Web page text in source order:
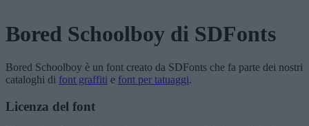
Bored Schoolboy di SDFonts
Bored Schoolboy è un font creato da SDFonts che fa parte dei nostri
cataloghi di font graffiti e font per tatuaggi.
Licenza del font